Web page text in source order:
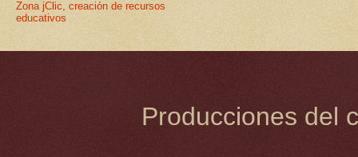
Zona jClic, creación de recursos
educativos
Producciones del